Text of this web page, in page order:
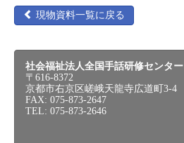
現物資料一覧に戻る
社会福祉法人全国手話研修センター
〒616-8372
京都市右京区嵯峨天龍寺広道町3-4
FAX: 075-873-2647
TEL: 075-873-2646